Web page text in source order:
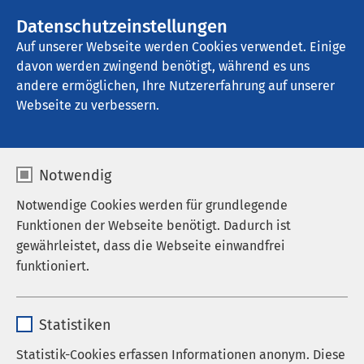
Datenschutzeinstellungen
Auf unserer Webseite werden Cookies verwendet. Einige
davon werden zwingend benötigt, während es uns
andere ermöglichen, Ihre Nutzererfahrung auf unserer
Webseite zu verbessern.
Notwendig
Notwendige Cookies werden für grundlegende
Funktionen der Webseite benötigt. Dadurch ist
gewährleistet, dass die Webseite einwandfrei
funktioniert.
Anbieter sgalinski
Statistiken
Statistik-Cookies erfassen Informationen anonym. Diese
AMEOS Klinikum Kaiserstuhl
Lageplan